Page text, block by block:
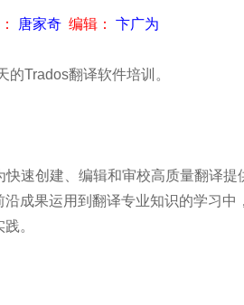
唐家奇 编辑： 卞广为
Trados翻译软件培训。
创建、编辑和审校高质量翻译提
成果运用到翻译专业知识的学习
。